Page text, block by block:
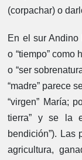
(corpachar) o
En el sur Andino
o “tiempo” como
o “ser
“madre” parece
“virgen” María;
tierra” y se la
bendición”). Las
agricultura,